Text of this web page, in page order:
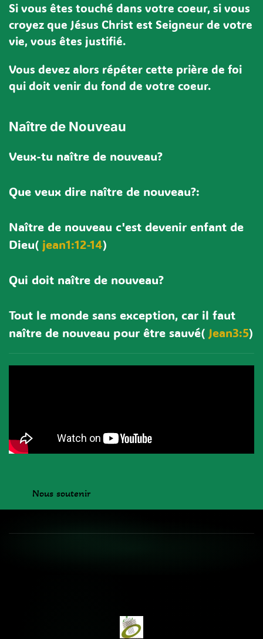
Si vous êtes touché dans votre coeur, si vous
croyez que Jésus Christ est Seigneur de votre
vie, vous êtes justifié.
Vous devez alors répéter cette prière de foi
qui doit venir du fond de votre coeur.
Naître de Nouveau
Veux-tu naître de nouveau?
Que veux dire naître de nouveau?:
Naître de nouveau c'est devenir enfant de
Dieu( jean1:12-14)
Qui doit naître de nouveau?
Tout le monde sans exception, car il faut
naître de nouveau pour être sauvé( Jean3:5)
Nous soutenir